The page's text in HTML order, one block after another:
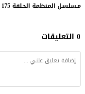
مسلسل المنظمة الحلقة 175
0 التعليقات